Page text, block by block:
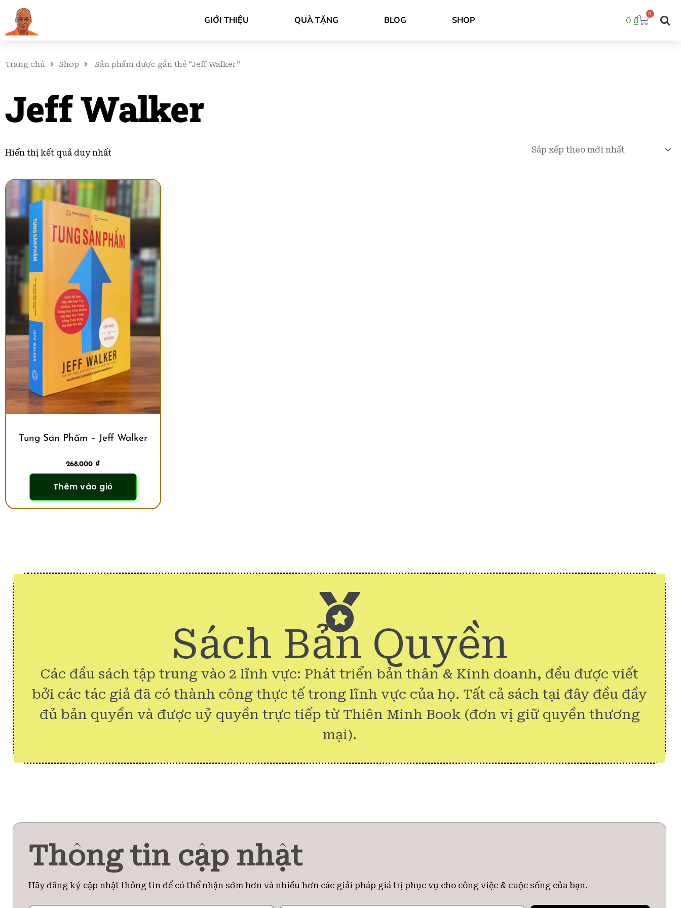
GIỚI THIỆU QUÀ TẶNG BLOG SHOP 0 ₫
0
Cart
Trang chủ Shop Sản phẩm được gắn thẻ “Jeff Walker”
Jeff Walker
Hiển thị kết quả duy nhất
Tung Sản Phẩm – Jeff Walker
268.000 ₫
Thêm vào giỏ
Sách Bản Quyền
Các đầu sách tập trung vào 2 lĩnh vực: Phát triển bản thân & Kinh doanh, đều được viết
bởi các tác giả đã có thành công thực tế trong lĩnh vực của họ. Tất cả sách tại đây đều đầy
đủ bản quyền và được uỷ quyền trực tiếp từ Thiên Minh Book (đơn vị giữ quyền thương
mại).
Thông tin cập nhật
Hãy đăng ký cập nhật thông tin để có thể nhận sớm hơn và nhiều hơn các giải pháp giá trị phục vụ cho công việc & cuộc sống của bạn.